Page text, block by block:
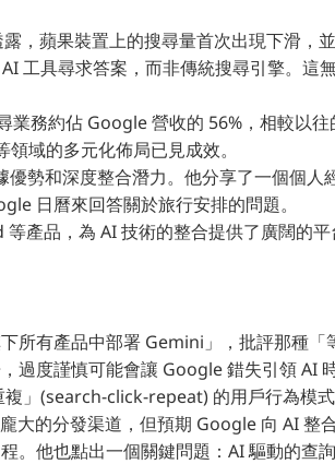
，蘋果裝置上的搜尋量首次出現下滑，
工具尋求答案，而非傳統搜尋引擎。這
業務約佔 Google 營收的 56%，相較以
域的多元化佈局已見成效。
優勢和深度整合潛力。他分享了一個個人
日曆來回答關於旅行安排的問題。
產品，為 AI 技術的整合提供了廣闊的平
所有產品中部署 Gemini」，批評那種「
過度謹慎可能會讓 Google 錯失引領 AI 時
」(search-click-repeat) 的用戶行為模
大的分發渠道，但預期 Google 向 AI 整
。他也點出一個關鍵問題：AI 驅動的查